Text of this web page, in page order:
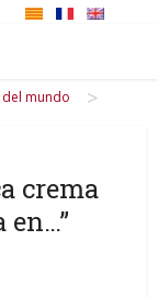
del mundo >
crema
en…”